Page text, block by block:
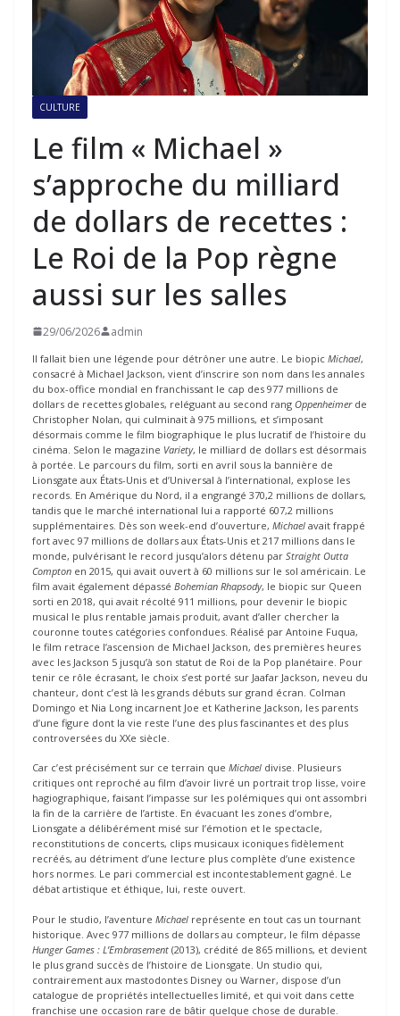
CULTURE
Le film « Michael »
s’approche du milliard
de dollars de recettes :
Le Roi de la Pop règne
aussi sur les salles
29/06/2026 admin
Il fallait bien une légende pour détrôner une autre. Le biopic Michael,
consacré à Michael Jackson, vient d’inscrire son nom dans les annales
du box-office mondial en franchissant le cap des 977 millions de
dollars de recettes globales, reléguant au second rang Oppenheimerde
Christopher Nolan, qui culminait à 975 millions, et s’imposant
désormais comme le film biographique le plus lucratif de l’histoire du
cinéma. Selon le magazine Variety, le milliard de dollars est désormais
à portée. Le parcours du film, sorti en avril sous la bannière de
Lionsgate aux États-Unis et d’Universal à l’international, explose les
records. En Amérique du Nord, il a engrangé 370,2 millions de dollars,
tandis que le marché international lui a rapporté 607,2 millions
supplémentaires. Dès son week-end d’ouverture, Michael avait frappé
fort avec 97 millions de dollars aux États-Unis et 217 millions dans le
monde, pulvérisant le record jusqu’alors détenu par Straight Outta
Compton en 2015, qui avait ouvert à 60 millions sur le sol américain. Le
film avait également dépassé Bohemian Rhapsody, le biopic sur Queen
sorti en 2018, qui avait récolté 911 millions, pour devenir le biopic
musical le plus rentable jamais produit, avant d’aller chercher la
couronne toutes catégories confondues. Réalisé par Antoine Fuqua,
le film retrace l’ascension de Michael Jackson, des premières heures
avec les Jackson 5 jusqu’à son statut de Roi de la Pop planétaire. Pour
tenir ce rôle écrasant, le choix s’est porté sur Jaafar Jackson, neveu du
chanteur, dont c’est là les grands débuts sur grand écran. Colman
Domingo et Nia Long incarnent Joe et Katherine Jackson, les parents
d’une figure dont la vie reste l’une des plus fascinantes et des plus
controversées du XXe siècle.
Car c’est précisément sur ce terrain que Michael divise. Plusieurs
critiques ont reproché au film d’avoir livré un portrait trop lisse, voire
hagiographique, faisant l’impasse sur les polémiques qui ont assombri
la fin de la carrière de l’artiste. En évacuant les zones d’ombre,
Lionsgate a délibérément misé sur l’émotion et le spectacle,
reconstitutions de concerts, clips musicaux iconiques fidèlement
recréés, au détriment d’une lecture plus complète d’une existence
hors normes. Le pari commercial est incontestablement gagné. Le
débat artistique et éthique, lui, reste ouvert.
Pour le studio, l’aventure Michael représente en tout cas un tournant
historique. Avec 977 millions de dollars au compteur, le film dépasse
Hunger Games : L’Embrasement (2013), crédité de 865 millions, et devient
le plus grand succès de l’histoire de Lionsgate. Un studio qui,
contrairement aux mastodontes Disney ou Warner, dispose d’un
catalogue de propriétés intellectuelles limité, et qui voit dans cette
franchise une occasion rare de bâtir quelque chose de durable.